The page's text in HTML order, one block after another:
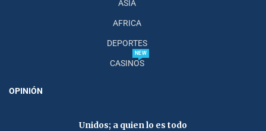
ASIA
AFRICA
DEPORTES
CASINOS
NEW
OPINIÓN
Unidos; a quien lo es todo